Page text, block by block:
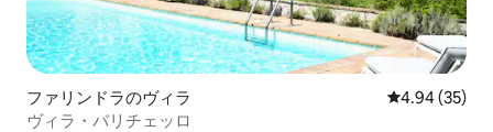
ファリンドラのヴィラ レビュー35
4.94 (35)
ヴィラ・バリチェッロ